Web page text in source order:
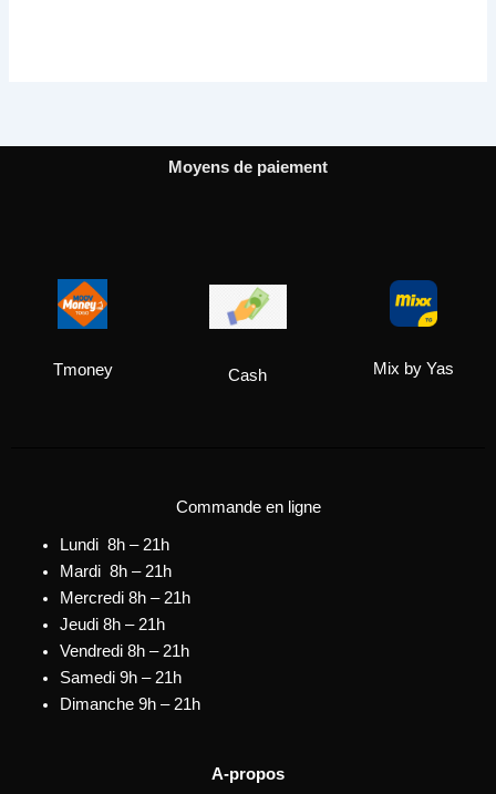
Moyens de paiement
Tmoney Cash Mix by Yas
Commande en ligne
Lundi 8h – 21h
Mardi 8h – 21h
Mercredi 8h – 21h
Jeudi 8h – 21h
Vendredi 8h – 21h
Samedi 9h – 21h
Dimanche 9h – 21h
A-propos